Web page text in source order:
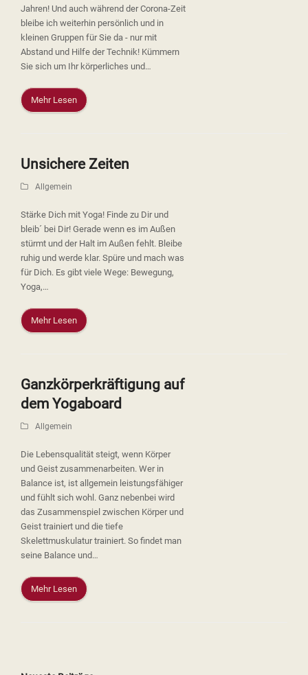
Jahren! Und auch während der Corona-Zeit
bleibe ich weiterhin persönlich und in
kleinen Gruppen für Sie da - nur mit
Abstand und Hilfe der Technik! Kümmern
Sie sich um Ihr körperliches und…
Mehr Lesen
Unsichere Zeiten
Allgemein
Stärke Dich mit Yoga! Finde zu Dir und
bleib´ bei Dir! Gerade wenn es im Außen
stürmt und der Halt im Außen fehlt. Bleibe
ruhig und werde klar. Spüre und mach was
für Dich. Es gibt viele Wege: Bewegung,
Yoga,…
Mehr Lesen
Ganzkörperkräftigung auf
dem Yogaboard
Allgemein
Die Lebensqualität steigt, wenn Körper
und Geist zusammenarbeiten. Wer in
Balance ist, ist allgemein leistungsfähiger
und fühlt sich wohl. Ganz nebenbei wird
das Zusammenspiel zwischen Körper und
Geist trainiert und die tiefe
Skelettmuskulatur trainiert. So findet man
seine Balance und…
Mehr Lesen